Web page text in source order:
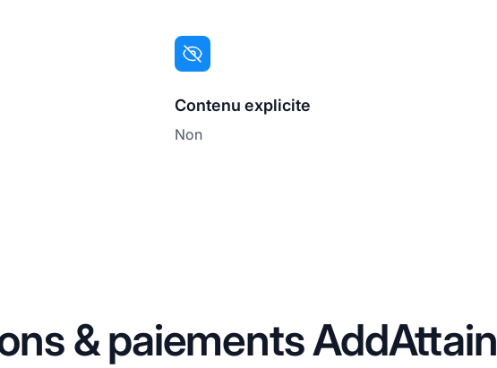
Contenu explicite
Non
& paiements AddAttain